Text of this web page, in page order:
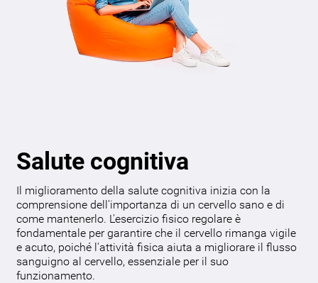
Salute cognitiva
Il miglioramento della salute cognitiva inizia con la
comprensione dell'importanza di un cervello sano e di
come mantenerlo. L'esercizio fisico regolare è
fondamentale per garantire che il cervello rimanga vigile
e acuto, poiché l'attività fisica aiuta a migliorare il flusso
sanguigno al cervello, essenziale per il suo
funzionamento.